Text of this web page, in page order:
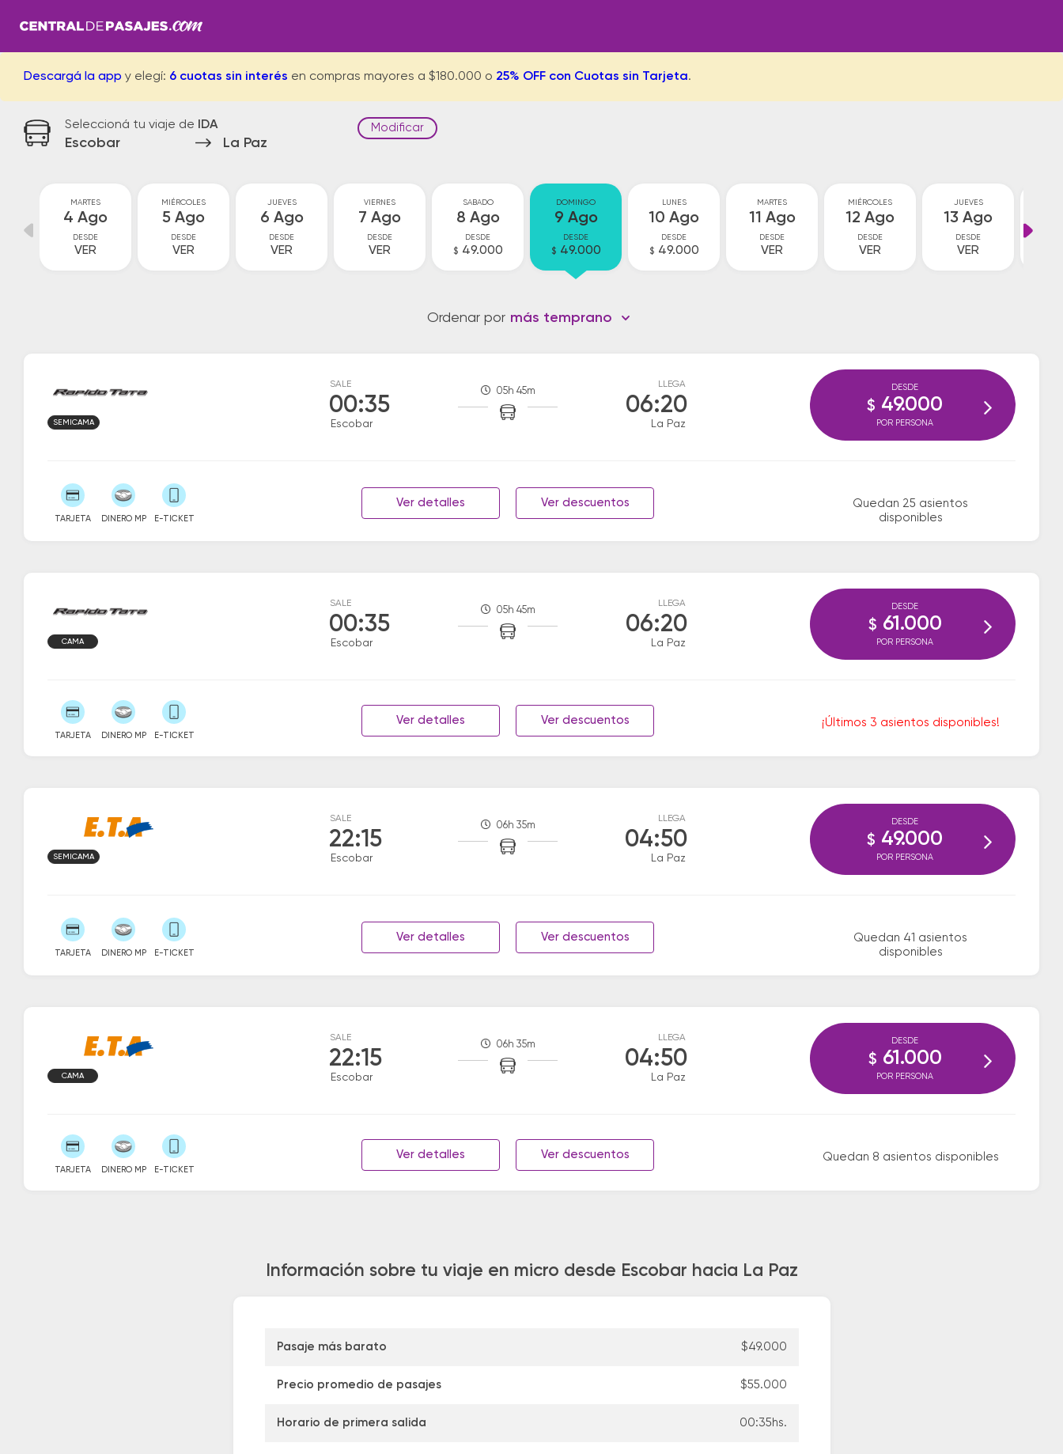
Descargá la app y elegí: 6 cuotas sin interés en compras mayores a $180.000 o 25% OFF con Cuotas sin Tarjeta.
Seleccioná tu viaje de IDA
Escobar La Paz
Modificar
MARTES
4 Ago
DESDE
VER
MIÉRCOLES
5 Ago
DESDE
VER
JUEVES
6 Ago
DESDE
VER
VIERNES
7 Ago
DESDE
VER
SABADO
8 Ago
DESDE
$ 49.000
DOMINGO
9 Ago
DESDE
$ 49.000
LUNES
10 Ago
DESDE
$ 49.000
MARTES
11 Ago
DESDE
VER
MIÉRCOLES
12 Ago
DESDE
VER
JUEVES
13 Ago
DESDE
VER
Ordenar por más temprano
SALE
00:35
Escobar
05h 45m
LLEGA
06:20
La Paz
SEMICAMA
TARJETA DINERO MP E-TICKET
Ver detalles Ver descuentos
Quedan 25 asientos
disponibles
DESDE
$ 49.000
POR PERSONA
SALE
00:35
Escobar
05h 45m
LLEGA
06:20
La Paz
CAMA
TARJETA DINERO MP E-TICKET
Ver detalles Ver descuentos ¡Últimos 3 asientos disponibles!
DESDE
$ 61.000
POR PERSONA
SALE
22:15
Escobar
06h 35m
LLEGA
04:50
La Paz
SEMICAMA
TARJETA DINERO MP E-TICKET
Ver detalles Ver descuentos
Quedan 41 asientos
disponibles
DESDE
$ 49.000
POR PERSONA
SALE
22:15
Escobar
06h 35m
LLEGA
04:50
La Paz
CAMA
TARJETA DINERO MP E-TICKET
Ver detalles Ver descuentos Quedan 8 asientos disponibles
DESDE
$ 61.000
POR PERSONA
Información sobre tu viaje en micro desde Escobar hacia La Paz
Pasaje más barato $49.000
Precio promedio de pasajes $55.000
Horario de primera salida 00:35hs.